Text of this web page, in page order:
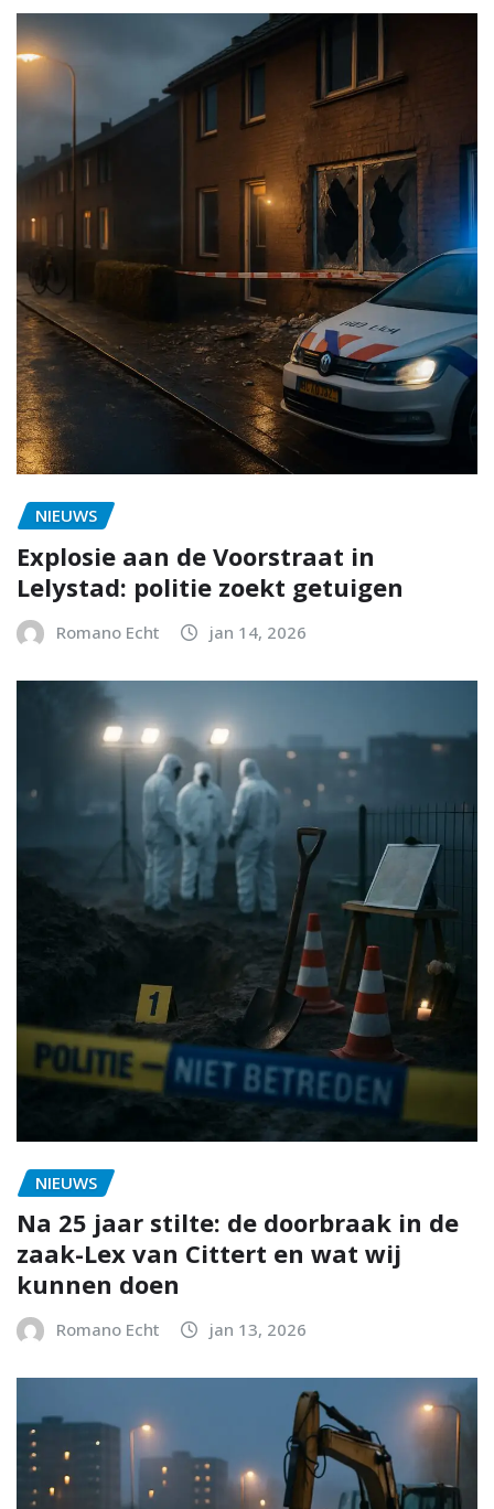
NIEUWS
Explosie aan de Voorstraat in
Lelystad: politie zoekt getuigen
Romano Echt jan 14, 2026
NIEUWS
Na 25 jaar stilte: de doorbraak in de
zaak-Lex van Cittert en wat wij
kunnen doen
Romano Echt jan 13, 2026